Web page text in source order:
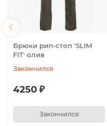
Брюки рип-стоп ′SLIM
FIT′ олив
Закончился
4250 ₽
Закончился